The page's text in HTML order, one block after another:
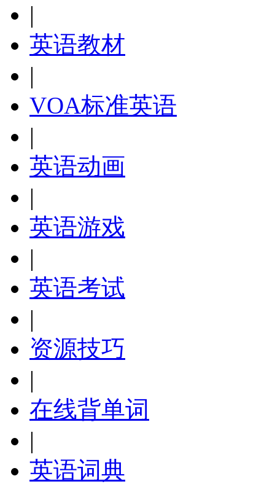
|
英语教材
|
VOA标准英语
|
英语动画
|
英语游戏
|
英语考试
|
资源技巧
|
在线背单词
|
英语词典